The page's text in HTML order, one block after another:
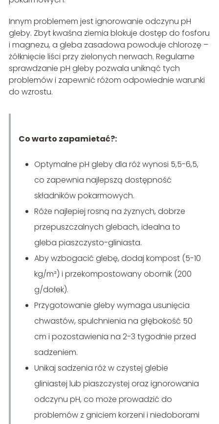
Innym problemem jest ignorowanie odczynu pH
gleby. Zbyt kwaśna ziemia blokuje dostęp do fosforu
i magnezu, a gleba zasadowa powoduje chlorozę –
żółknięcie liści przy zielonych nerwach. Regularne
sprawdzanie pH gleby pozwala uniknąć tych
problemów i zapewnić różom odpowiednie warunki
do wzrostu.
Co warto zapamietać?:
Optymalne pH gleby dla róż wynosi 5,5-6,5,
co zapewnia najlepszą dostępność
składników pokarmowych.
Róże najlepiej rosną na żyznych, dobrze
przepuszczalnych glebach, idealna to
gleba piaszczysto-gliniasta.
Aby wzbogacić glebę, dodaj kompost (5-10
kg/m²) i przekompostowany obornik (200
g/dołek).
Przygotowanie gleby wymaga usunięcia
chwastów, spulchnienia na głębokość 50
cm i pozostawienia na 2-3 tygodnie przed
sadzeniem.
Unikaj sadzenia róż w czystej glebie
gliniastej lub piaszczystej oraz ignorowania
odczynu pH, co może prowadzić do
problemów z gniciem korzeni i niedoborami